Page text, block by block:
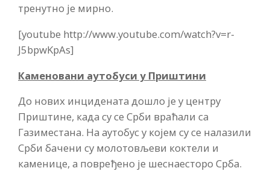
тренутно је мирно.
[youtube http://www.youtube.com/watch?v=r-
J5bpwKpAs]
Каменовани аутобуси у Приштини
До нових инцидената дошло је у центру
Приштине, када су се Срби враћали са
Газиместана. На аутобус у којем су се налазили
Срби бачени су молотовљеви коктели и
каменице, а повређено је шеснаесторо Срба.